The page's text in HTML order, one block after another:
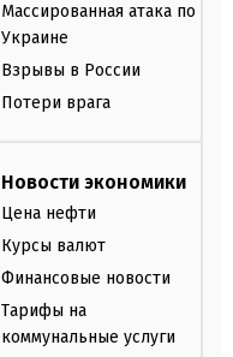
Массированная атака по
Украине
Взрывы в России
Потери врага
Новости экономики
Цена нефти
Курсы валют
Финансовые новости
Тарифы на
коммунальные услуги